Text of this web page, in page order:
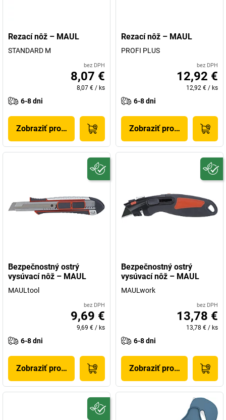
Rezací nôž – MAUL
STANDARD M
bez DPH
8,07 €
8,07 € / ks
6-8 dni
Zobraziť produkt
Rezací nôž – MAUL
PROFI PLUS
bez DPH
12,92 €
12,92 € / ks
6-8 dni
Zobraziť produkt
Bezpečnostný ostrý
vysúvací nôž – MAUL
MAULtool
bez DPH
9,69 €
9,69 € / ks
6-8 dni
Zobraziť produkt
Bezpečnostný ostrý
vysúvací nôž – MAUL
MAULwork
bez DPH
13,78 €
13,78 € / ks
6-8 dni
Zobraziť produkt